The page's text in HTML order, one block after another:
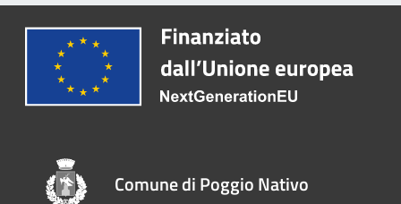
Comune di Poggio Nativo